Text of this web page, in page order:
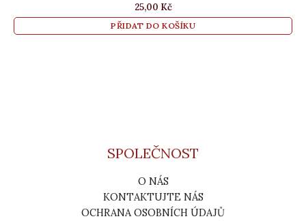
25,00 Kč
PŘIDAT DO KOŠÍKU
SPOLEČNOST
O NÁS
KONTAKTUJTE NÁS
OCHRANA OSOBNÍCH ÚDAJŮ